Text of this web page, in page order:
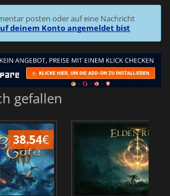
posten oder auf eine Nachricht
deinem Konto angemeldet bist
gefallen
38.54€